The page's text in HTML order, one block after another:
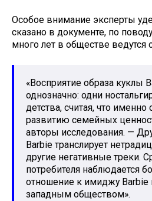
Особое внимание эксперты
сказано в документе, по
много лет в обществе
«Восприятие образа куклы
однозначно: одни
детства, считая, что именно
развитию семейных
авторы исследования. —
Barbie транслирует
другие негативные треки.
потребителя наблюдается
отношение к имиджу Barbie
западным обществом».